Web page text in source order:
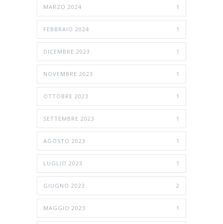
MARZO 2024 1
FEBBRAIO 2024 1
DICEMBRE 2023 1
NOVEMBRE 2023 1
OTTOBRE 2023 1
SETTEMBRE 2023 1
AGOSTO 2023 1
LUGLIO 2023 1
GIUGNO 2023 2
MAGGIO 2023 1